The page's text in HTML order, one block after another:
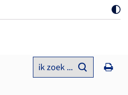
ik zoek ...